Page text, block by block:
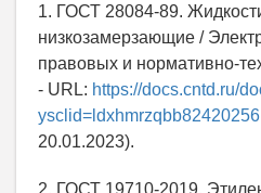
1. ГОСТ 28084-89.
низкозамерзающие /
правовых и нормативно-
- URL: https://docs.cntd.ru/
ysclid=ldxhmrzqbb82420256
20.01.2023).
2. ГОСТ 19710-2019.